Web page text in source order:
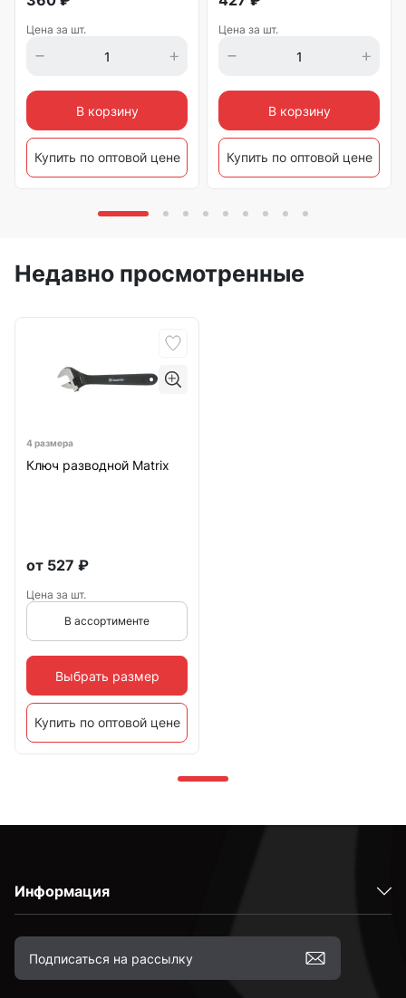
Цена за шт.
В корзину
Купить по оптовой цене
Цена за шт.
В корзину
Купить по оптовой цене
Недавно просмотренные
4 размера
Ключ разводной Matrix
от 527 ₽
Цена за шт.
В ассортименте
Выбрать размер
Купить по оптовой цене
Информация